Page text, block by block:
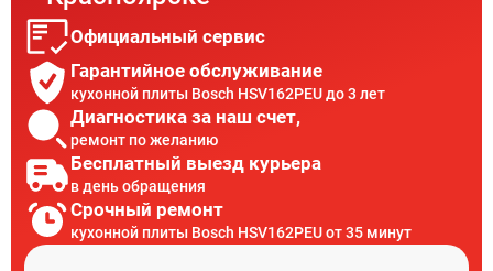
Официальный сервис
Гарантийное обслуживание
кухонной плиты Bosch HSV162PEU до 3 лет
Диагностика за наш счет,
ремонт по желанию
Бесплатный выезд курьера
в день обращения
Срочный ремонт
кухонной плиты Bosch HSV162PEU от 35 минут